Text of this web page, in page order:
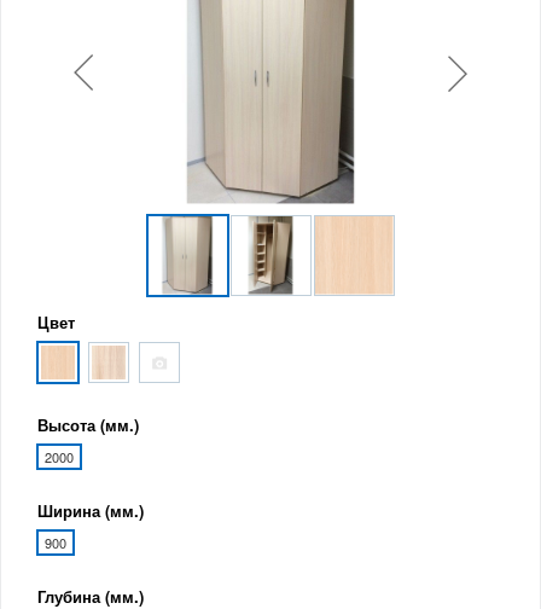
Цвет
Высота (мм.)
2000
Ширина (мм.)
900
Глубина (мм.)